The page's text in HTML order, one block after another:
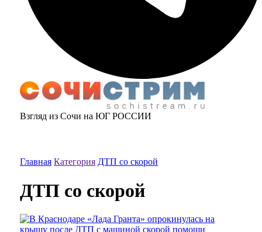
Взгляд из Сочи на ЮГ РОССИИ
Главная Категория ДТП со скорой
ДТП со скорой